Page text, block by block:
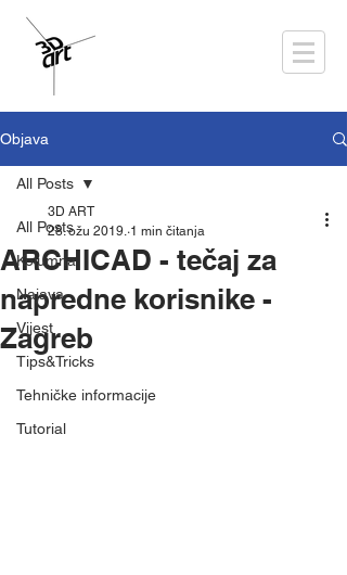
Objava
All Posts
Kolumna
Najava
Vijest
Tips&Tricks
Tehničke informacije
Tutorial
All Posts
ARCHICAD - tečaj za
napredne korisnike -
Zagreb
3D ART
28. ožu 2019. 1 min čitanja